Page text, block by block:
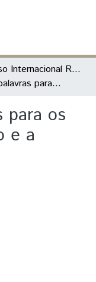
Congresso Internacional Roa Bastos: arquivos de fronteira
O poder das palavras para os Guarani: entre o mito e a religião
para os
e a